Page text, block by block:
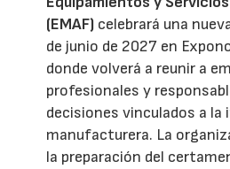
(EMAF) celebrará una
de junio de 2027 en
donde volverá a reunir a
profesionales y
decisiones vinculados a la
manufacturera. La
la preparación del